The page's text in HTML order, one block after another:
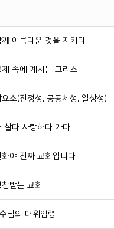
아름다운 것을 지키라
속에 계시는 그리스
소(진정성, 공동체성, 일상성)
살다 사랑하다 가다
야 진짜 교회입니다
받는 교회
님의 대위임령